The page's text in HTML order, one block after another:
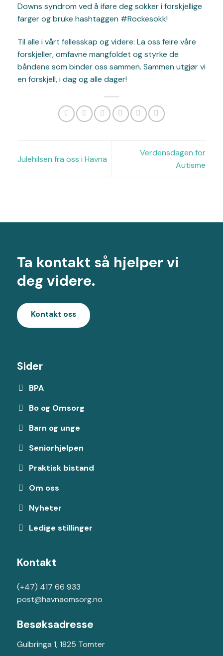
Downs syndrom ved å iføre deg sokker i forskjellige
farger og bruke hashtaggen #Rockesokk!
Til alle i vårt fellesskap og videre: La oss feire våre
forskjeller, omfavne mangfoldet og styrke de
båndene som binder oss sammen. Sammen utgjør vi
en forskjell, i dag og alle dager!
Julehilsen fra oss i Havna
Verdensdagen for
Autisme
Ta kontakt så hjelper vi
deg videre.
Kontakt oss
Sider
BPA
Bo og Omsorg
Barn og unge
Seniorhjelpen
Praktisk bistand
Om oss
Nyheter
Ledige stillinger
Kontakt
(+47) 417 66 933
post@havnaomsorg.no
Besøksadresse
Gulbringa 1, 1825 Tomter